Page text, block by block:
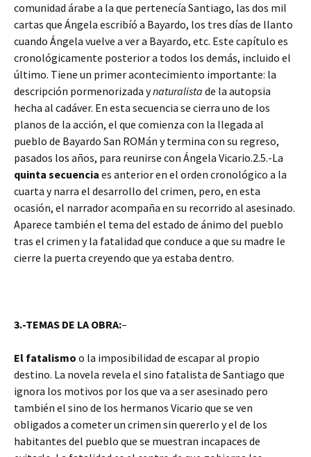
comunidad árabe a la que pertenecía Santiago, las dos mil
cartas que Ángela escribíó a Bayardo, los tres días de llanto
cuando Ángela vuelve a ver a Bayardo, etc. Este capítulo es
cronológicamente posterior a todos los demás, incluido el
último. Tiene un primer acontecimiento importante: la
descripción pormenorizada ynaturalista de la autopsia
hecha al cadáver. En esta secuencia se cierra uno de los
planos de la acción, el que comienza con la llegada al
pueblo de Bayardo San ROMán y termina con su regreso,
pasados los años, para reunirse con Ángela Vicario.2.5.-La
quinta secuencia es anterior en el orden cronológico a la
cuarta y narra el desarrollo del crimen, pero, en esta
ocasión, el narrador acompaña en su recorrido al asesinado.
Aparece también el tema del estado de ánimo del pueblo
tras el crimen y la fatalidad que conduce a que su madre le
cierre la puerta creyendo que ya estaba dentro.
3.-TEMAS DE LA OBRA:–
El fatalismo o la imposibilidad de escapar al propio
destino. La novela revela el sino fatalista de Santiago que
ignora los motivos por los que va a ser asesinado pero
también el sino de los hermanos Vicario que se ven
obligados a cometer un crimen sin quererlo y el de los
habitantes del pueblo que se muestran incapaces de